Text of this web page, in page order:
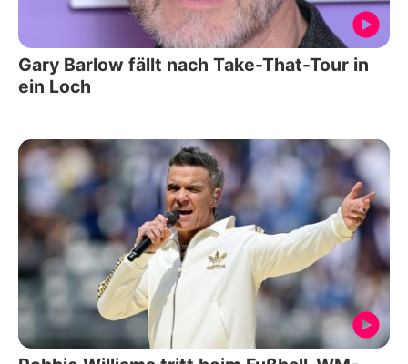
Gary Barlow fällt nach Take-That-Tour in
ein Loch